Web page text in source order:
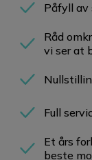
Påfyll
Råd
vi ser at
Full
Et års
beste